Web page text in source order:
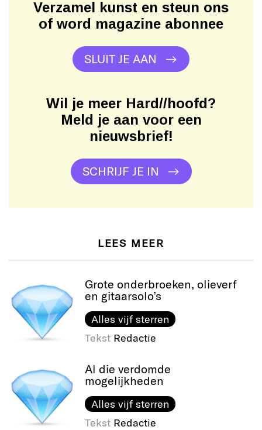
Verzamel kunst en steun ons
of word magazine abonnee
SLUIT JE AAN
Wil je meer Hard//hoofd?
Meld je aan voor een
nieuwsbrief!
SCHRIJF JE IN
LEES MEER
Grote onderbroeken, olieverf
en gitaarsolo’s
Alles vijf sterren
Tekst Redactie
Al die verdomde
mogelijkheden
Alles vijf sterren
Tekst Redactie